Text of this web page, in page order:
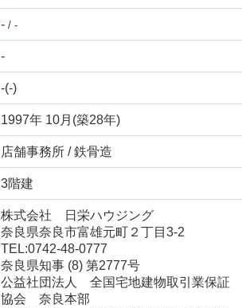
-/ -
-
-(-)
1997年 10月(築28年)
店舗事務所 / 鉄骨造
3階建
株式会社 日栄ハウジング
奈良県奈良市富雄元町２丁目3-2
TEL:0742-48-0777
奈良県知事 (8) 第2777号
公益社団法人 全国宅地建物取引業保証
協会 奈良本部